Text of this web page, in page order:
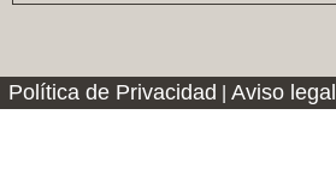
Política de Privacidad Aviso legal